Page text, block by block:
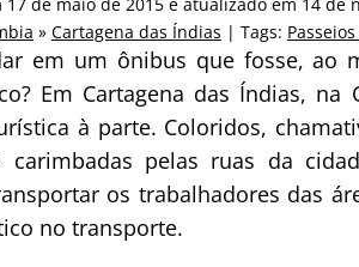
» Cartagena das Índias | Tags:
em um ônibus que fosse, ao
Em Cartagena das Índias,
à parte. Coloridos,
carimbadas pelas ruas da
os trabalhadores das
no transporte.